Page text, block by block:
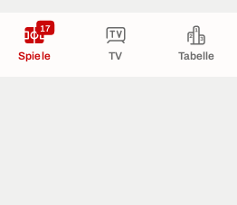
Spiele
17
TV Tabelle